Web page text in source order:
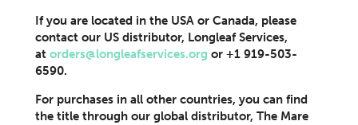
If you are located in the USA or Canada, please
contact our US distributor, Longleaf Services,
at orders@longleafservices.org or +1 919-503-
6590.
For purchases in all other countries, you can find
the title through our global distributor, The Mare